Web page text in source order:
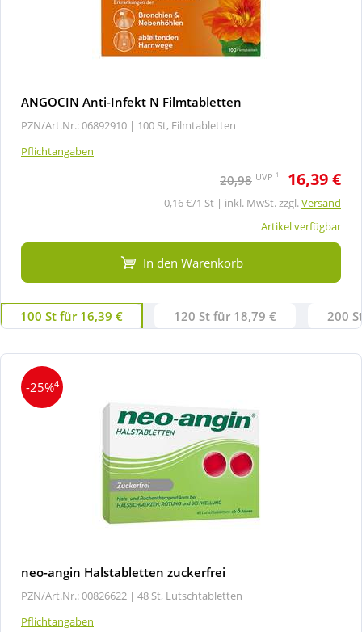
ANGOCIN Anti-Infekt N Filmtabletten
PZN/Art.Nr.: 06892910 | 100 St, Filmtabletten
Pflichtangaben
20,98 UVP 1 16,39 €
0,16 €/1 St | inkl. MwSt. zzgl.Versand
Artikel verfügbar
In den Warenkorb
100 St für 16,39 € 120 St für 18,79 € 200
-25%4
neo-angin Halstabletten zuckerfrei
PZN/Art.Nr.: 00826622 | 48 St, Lutschtabletten
Pflichtangaben